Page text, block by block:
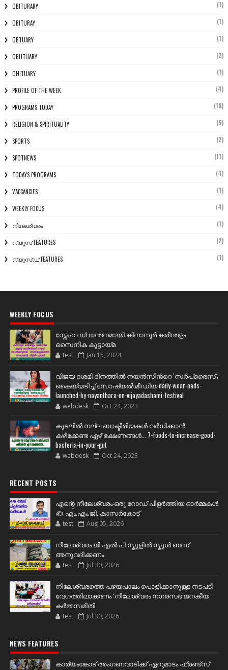
OBITURARY (1)
OBITURAY (1)
OBTUARY (1)
OBUTUARY (2)
OHITUARY (1)
PROFILE OF THE WEEK (4)
PROGRAMS TODAY (10)
RELIGION & SPIRITUALITY (5)
SPORTS (2)
SPOTNEWS (11)
TODAYS PROGRAMS (4)
VACCANCIES (1)
WEEKLY FOCUS (4)
നീലേശ്വരം (1)
ന്യൂസ് FEATURES (2)
ന്യൂസ്ഡ് FEATURES (1)
WEEKLY FOCUS
സ്നേഹ സ്വാന്തനമായി കിനാനൂർ കരിന്തളം
സൈനിക കൂട്ടായ്മ
test Jan 15, 2024
വിജയ ദശമി ദിനത്തില്‍ നയന്‍സിന്‍റെ 'സര്‍പ്രൈസ്';
കൈയ്യടിച്ച് സോഷ്യല്‍ മീഡിയ daily-wear-pads-
launched-by-nayanthara-on-vijayadashami-festival
webdesk Oct 24, 2023
കുടലിൽ നല്ല ബാക്ടീരിയകൾ വര്‍ധിക്കാന്‍
കഴിക്കേണ്ട ഏഴ് ഭക്ഷണങ്ങള്‍... 7-foods-to-increase-good-
bacteria-in-your-gut
webdesk Oct 24, 2023
RECENT POSTS
എന്റെ നീലേശ്വരം:ഒരു റോഡ് പിളർത്തിയ ഓർമ്മകൾ
✍️ എം.എം.ജി. കാസർകോട്
test Aug 05, 2026
നീലേശ്വരം ജി എൽ പി സ്കൂളിൽ സ്കൂൾ ബസ്
അനുവദിക്കണം
test Jul 30, 2026
നീലേശ്വരത്തെ പഴയപാലം പൊളിക്കാനുള്ള നടപടി
വേഗത്തിലാക്കണം :നീലേശ്വരം നഗരസഭ ജനകീയ
കർമ്മസമിതി
test Jul 30, 2026
NEWS FEATURES
കാര്യംങ്കോട് അംഗണവാടിക്ക് ഏറുമാടം ഫ്രണ്ട്സ്